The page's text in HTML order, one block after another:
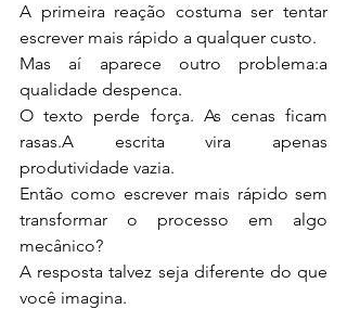
A primeira reação costuma ser tentar
escrever mais rápido a qualquer custo.
Mas aí aparece outro problema:a
qualidade despenca.
O texto perde força. As cenas ficam
rasas.A escrita vira apenas
produtividade vazia.
Então como escrever mais rápido sem
transformar o processo em algo
mecânico?
A resposta talvez seja diferente do que
você imagina.